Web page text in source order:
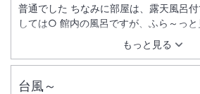
もっと見る
普通でした ちなみに部屋は、露天風呂
しては○ 館内の風呂ですが、ふら～っ
ていません、外人さんが多く落ち着きま
ざと外人さんの団体さんから離れて座っ
リンクを持ちながら わざわざ、こちら
しました。たまらずラウンジから自分の
台風～